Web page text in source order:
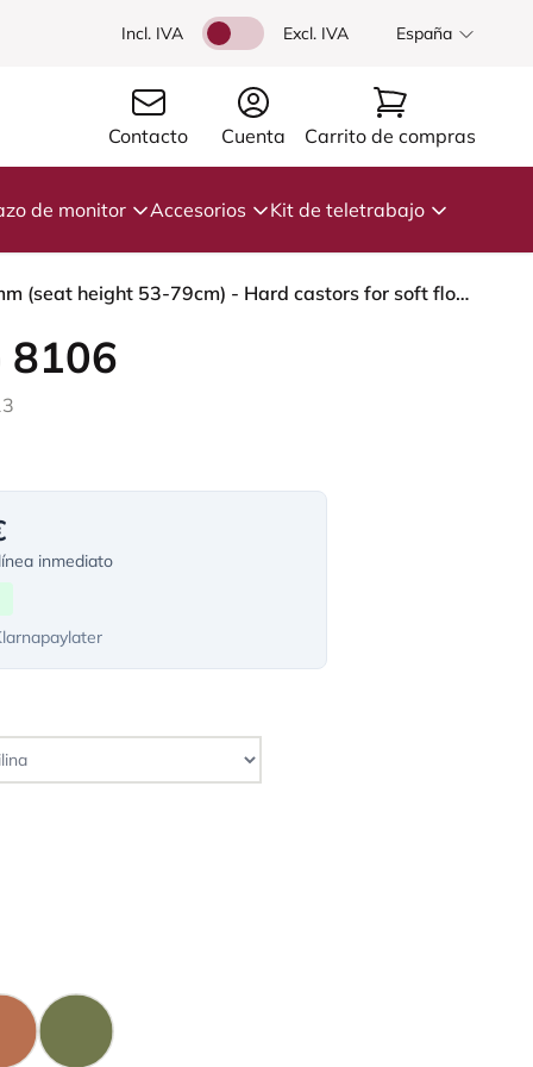
Incl. IVA Excl. IVA España
Contacto Cuenta Carrito de compras
de monitor Accesorios Kit de teletrabajo
HÅG Capisco 8106 - Elmosoft (Elmo) - Cuero semi-anilina - EL93068 - Dark brown - White - 265 mm (seat height 53-79cm) - Hard castors for soft floors
8106
inmediato